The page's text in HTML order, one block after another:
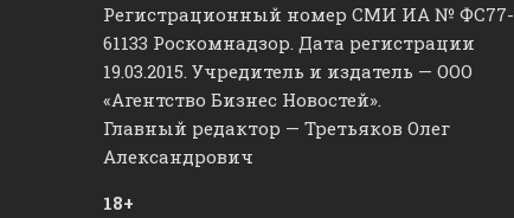
Регистрационный номер СМИ ИА № ФС77-
61133 Роскомнадзор. Дата регистрации
19.03.2015. Учредитель и издатель — ООО
«Агентство Бизнес Новостей».
Главный редактор — Третьяков Олег
Александрович
18+